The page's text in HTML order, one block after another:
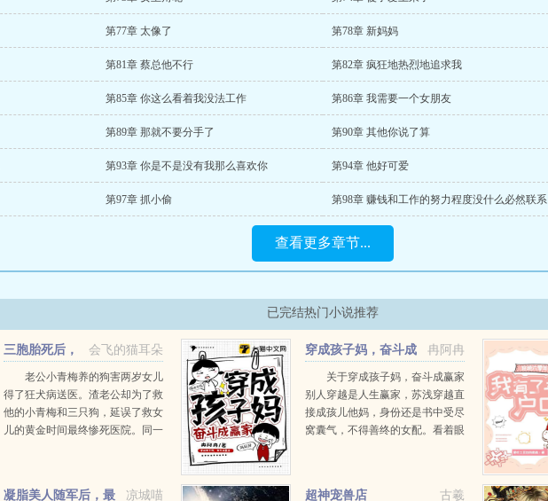
第77章 太像了 第78章 新妈妈
第81章 蔡总他不行 第82章 疯狂地热烈地追求我
第85章 你这么看着我没法工作 第86章 我需要一个女朋友
第89章 那就不要分手了 第90章 其他你说了算
第93章 你是不是没有我那么喜欢你 第94章 他好可爱
第97章 抓小偷 第98章 赚钱和工作的努力程度没什么必然联系
查看更多章节...
已完结热门小说推荐
会飞的猫耳朵
三胞胎死后，
我嫁给了渣前夫他小叔
老公小青梅养的狗害两岁女儿
得了狂犬病送医。渣老公却为了救
他的小青梅和三只狗，延误了救女
儿的黄金时间最终惨死医院。同一
冉阿冉
穿成孩子妈，奋斗成
赢家关于穿成孩子妈，奋斗成赢家
别人穿越是人生赢家，苏浅穿越直
接成孩儿他妈，身份还是书中受尽
窝囊气，不得善终的女配。看着眼
凉城喵
凝脂美人随军后，最 古羲
超神宠兽店